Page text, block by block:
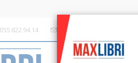
822.94.14 info@maxlibri.it